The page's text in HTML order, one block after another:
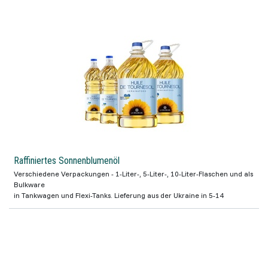
Raffiniertes Sonnenblumenöl
Verschiedene Verpackungen - 1-Liter-, 5-Liter-, 10-Liter-Flaschen und als
Bulkware
in Tankwagen und Flexi-Tanks. Lieferung aus der Ukraine in 5-14
Werktagen.